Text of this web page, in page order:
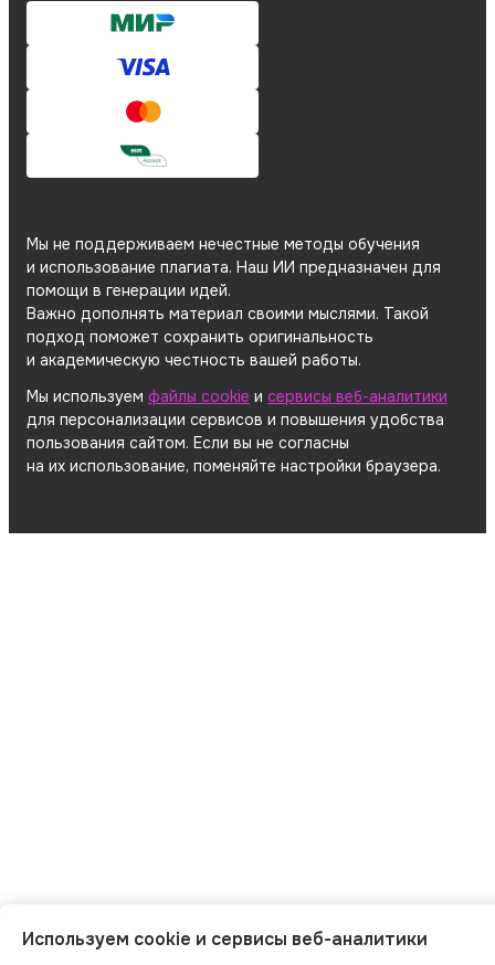
Мы не поддерживаем нечестные методы обучения
и использование плагиата. Наш ИИ предназначен для
помощи в генерации идей.
Важно дополнять материал своими мыслями. Такой
подход поможет сохранить оригинальность
и академическую честность вашей работы.
Мы используем файлы cookie и сервисы веб-аналитики
для персонализации сервисов и повышения удобства
пользования сайтом. Если вы не согласны
на их использование, поменяйте настройки браузера.
Используем cookie и сервисы веб-аналитики